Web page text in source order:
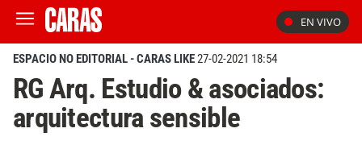
EN VIVO
ESPACIO NO EDITORIAL - CARAS LIKE27-02-2021 18:54
RG Arq. Estudio & asociados:
arquitectura sensible